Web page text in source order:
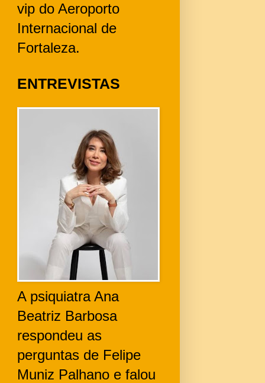
vip do Aeroporto
Internacional de
Fortaleza.
ENTREVISTAS
A psiquiatra Ana
Beatriz Barbosa
respondeu as
perguntas de Felipe
Muniz Palhano e falou